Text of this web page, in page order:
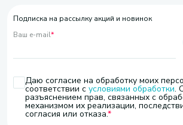
Подписка на рассылку акций и новинок
Ваш e-mail*
Даю согласие на обработку моих
соответствии с условиями обработки.
разъяснением прав, связанных с
механизмом их реализации,
согласия или отказа.